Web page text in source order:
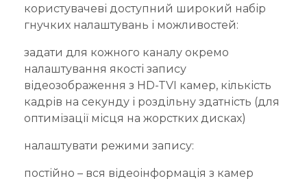
користувачеві доступний широкий набір
гнучких налаштувань і можливостей:
задати для кожного каналу окремо
налаштування якості запису
відеозображення з HD-TVI камер, кількість
кадрів на секунду і роздільну здатність (для
оптимізації місця на жорстких дисках)
налаштувати режими запису:
постійно – вся відеоінформація з камер